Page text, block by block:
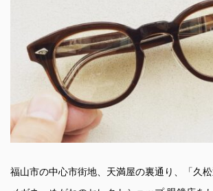
福山市の中心市街地、天満屋の裏通り、「久